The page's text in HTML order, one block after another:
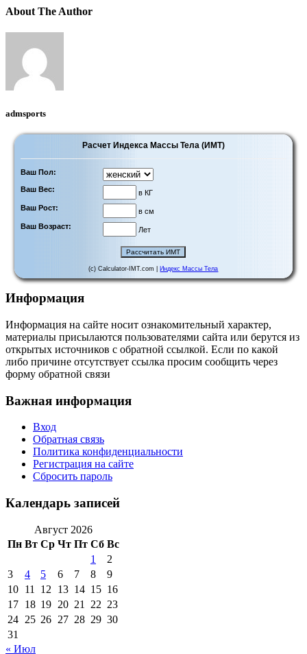
About The Author
admsports
Расчет Индекса Массы Тела (ИМТ)
Ваш Пол:
Ваш Вес:
в КГ
Ваш Рост:
в см
Ваш Возраст:
Лет
(c) Calculator-IMT.com | Индекс Массы Тела
Информация
Информация на сайте носит ознакомительный характер,
материалы присылаются пользователями сайта или берутся из
открытых источников с обратной ссылкой. Если по какой
либо причине отсутствует ссылка просим сообщить через
форму обратной связи
Важная информация
Вход
Обратная связь
Политика конфиденциальности
Регистрация на сайте
Сбросить пароль
Календарь записей
Август 2026
Пн Вт Ср Чт Пт Сб Вс
1
2
3
4 5 6 7 8
9
10 11 12 13 14 15 16
17 18 19 20 21 22 23
24 25 26 27 28 29 30
31
« Июл